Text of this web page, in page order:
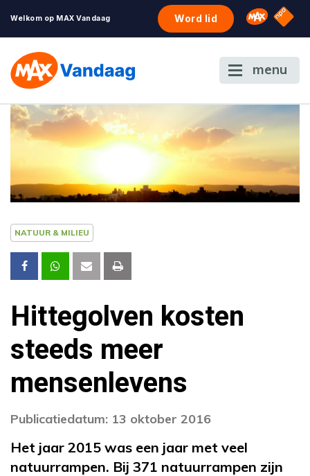
Welkom op MAX Vandaag Word lid Omroep
NPO
menu
NATUUR & MILIEU
Hittegolven kosten
steeds meer
mensenlevens
Publicatiedatum: 13 oktober 2016
Het jaar 2015 was een jaar met veel
natuurrampen. Bij 371 natuurrampen zijn